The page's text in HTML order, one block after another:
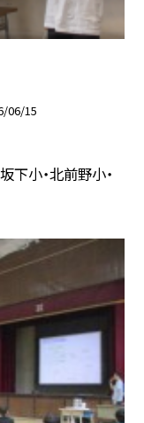
06/15
下小・北前野小・